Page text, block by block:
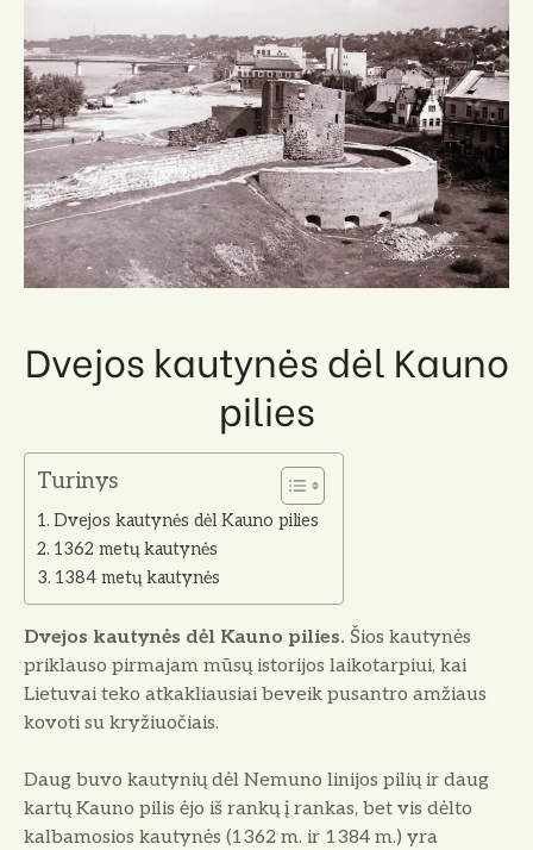
Dvejos kautynės dėl Kauno
pilies
Turinys
Dvejos kautynės dėl Kauno pilies
1362 metų kautynės
1384 metų kautynės
Dvejos kautynės dėl Kauno pilies. Šios kautynės
priklauso pirmajam mūsų istorijos laikotarpiui, kai
Lietu­vai teko atkakliausiai beveik pusantro amžiaus
kovoti su kryžiuočiais.
Daug buvo kautynių dėl Nemuno linijos pilių ir daug
kartų Kauno pilis ėjo iš rankų į rankas, bet vis dėlto
kal­bamosios kautynės (1362 m. ir 1384 m.) yra